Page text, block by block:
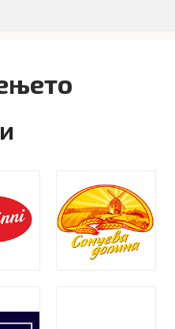
РЕКЛАМЕН
18 24